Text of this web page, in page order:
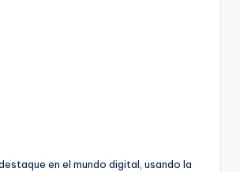
en el mundo digital, usando la